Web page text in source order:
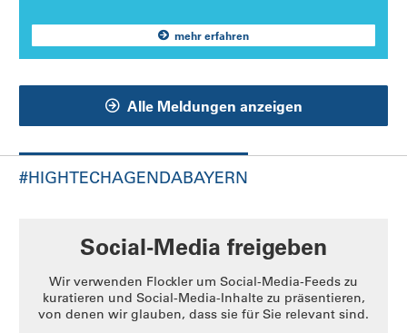
mehr erfahren
Alle Meldungen anzeigen
#HIGHTECHAGENDABAYERN
Social-Media freigeben
Wir verwenden Flocklerum Social-Media-Feeds zu
kuratieren und Social-Media-Inhalte zu präsentieren,
von denen wir glauben, dass sie für Sie relevant sind.